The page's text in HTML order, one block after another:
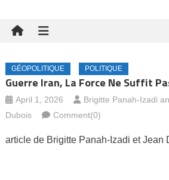
GÉOPOLITIQUE POLITIQUE
Guerre Iran, La Force Ne Suffit
April 1, 2026 Brigitte Panah-Izadi
Dubois
Comment(0)
article de Brigitte Panah-Izadi et Jean